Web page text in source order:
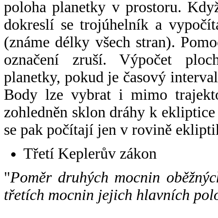
poloha planetky v prostoru.
dokreslí se trojúhelník a
(známe délky všech stran).
označení zruší. Výpočet
planetky, pokud je časový
Body lze vybrat i mimo
zohledněn sklon dráhy k
se pak počítají jen v rovině
Třetí Keplerův zákon
"Poměr druhých mocnin
třetích mocnin jejich hlavních